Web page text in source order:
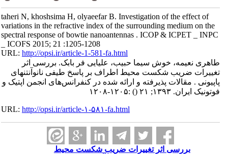
taheri N, khoshsima H, olyaeefar B. Investigation of the effect of
variations in the refractive index of the surrounding medium on the
spectral response of bowtie nanoantennas . ICOP & ICPET _ INPC
_ ICOFS 2015; 21 :1205-1208
URL:http://opsi.ir/article-1-581-fa.html
طاهری نعیمه، خوش سیما حبیب، علیایی فر بابک. بررسی اثر
تغییرات ضریب شکست محیط اطراف بر پاسخ طیفی نانوآنتنهای
پاپیونی . مقالات پذیرفته و ارائه شده در کنفرانس‌های انجمن اپتیک و
فوتونیک ایران. ۱۳۹۳; ۲۱
() :۱۲۰۵-۱۲۰۸
URL:http://opsi.ir/article-۱-۵۸۱-fa.html
بررسی اثر تغییرات ضریب شکست محیط